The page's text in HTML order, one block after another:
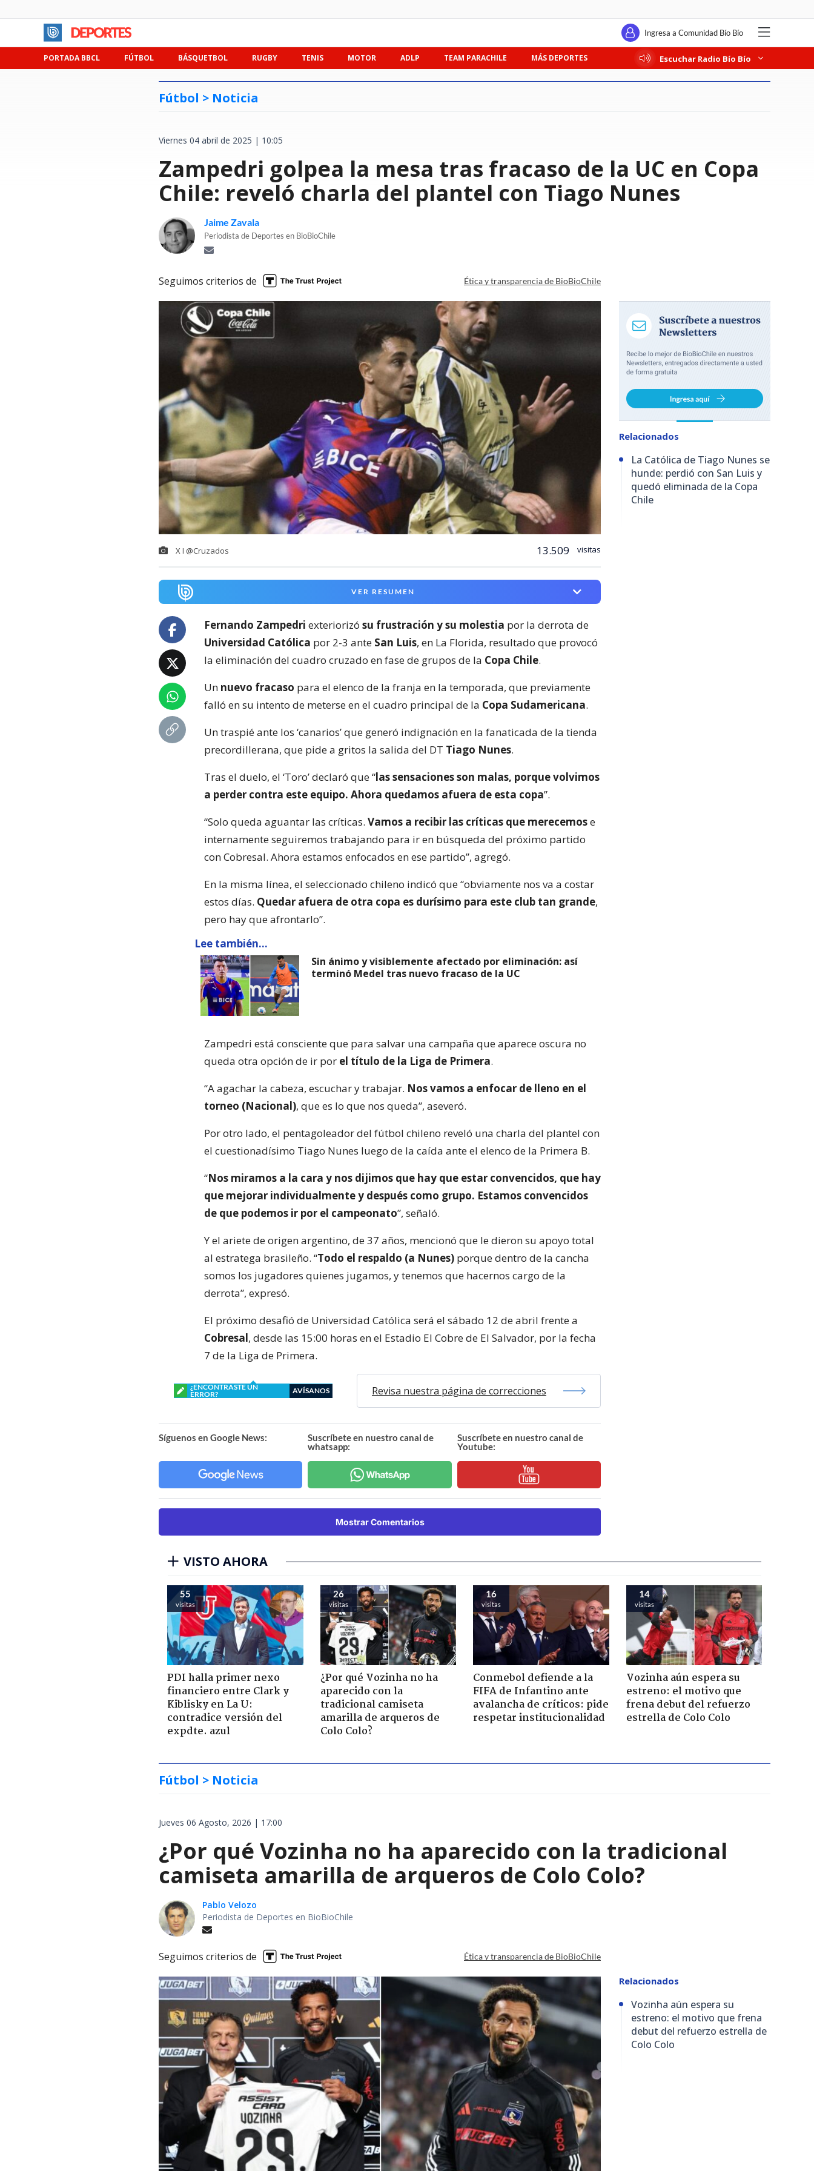
Ingresa a Comunidad Bío Bío
PORTADA BBCL FÚTBOL BÁSQUETBOL RUGBY TENIS MOTOR ADLP TEAM PARACHILE MÁS DEPORTES Escuchar Radio Bío Bío
Fútbol > Noticia
Viernes 04 abril de 2025 | 10:05
Zampedri golpea la mesa tras fracaso de la UC en Copa
Chile: reveló charla del plantel con Tiago Nunes
Jaime Zavala
Periodista de Deportes en BioBioChile
Seguimos criterios de Ética y transparencia de BioBioChile
X I @Cruzados 13.509 visitas
VER RESUMEN
Fernando Zampedri exteriorizó su frustración y su molestia por la derrota de
Universidad Católica por 2-3 ante San Luis, en La Florida, resultado que provocó
la eliminación del cuadro cruzado en fase de grupos de la Copa Chile.
Un nuevo fracaso para el elenco de la franja en la temporada, que previamente
falló en su intento de meterse en el cuadro principal de la Copa Sudamericana.
Un traspié ante los ‘canarios’ que generó indignación en la fanaticada de la tienda
precordillerana, que pide a gritos la salida del DT Tiago Nunes.
Tras el duelo, el ‘Toro’ declaró que “las sensaciones son malas, porque volvimos
a perder contra este equipo. Ahora quedamos afuera de esta copa”.
“Solo queda aguantar las críticas. Vamos a recibir las críticas que merecemose
internamente seguiremos trabajando para ir en búsqueda del próximo partido
con Cobresal. Ahora estamos enfocados en ese partido”, agregó.
En la misma línea, el seleccionado chileno indicó que “obviamente nos va a costar
estos días. Quedar afuera de otra copa es durísimo para este club tan grande,
pero hay que afrontarlo”.
Lee también...
Sin ánimo y visiblemente afectado por eliminación: así
terminó Medel tras nuevo fracaso de la UC
Zampedri está consciente que para salvar una campaña que aparece oscura no
queda otra opción de ir por el título de la Liga de Primera.
“A agachar la cabeza, escuchar y trabajar. Nos vamos a enfocar de lleno en el
torneo (Nacional), que es lo que nos queda”, aseveró.
Por otro lado, el pentagoleador del fútbol chileno reveló una charla del plantel con
el cuestionadísimo Tiago Nunes luego de la caída ante el elenco de la Primera B.
“Nos miramos a la cara y nos dijimos que hay que estar convencidos, que hay
que mejorar individualmente y después como grupo. Estamos convencidos
de que podemos ir por el campeonato”, señaló.
Y el ariete de origen argentino, de 37 años, mencionó que le dieron su apoyo total
al estratega brasileño. “Todo el respaldo (a Nunes) porque dentro de la cancha
somos los jugadores quienes jugamos, y tenemos que hacernos cargo de la
derrota”, expresó.
El próximo desafió de Universidad Católica será el sábado 12 de abril frente a
Cobresal, desde las 15:00 horas en el Estadio El Cobre de El Salvador, por la fecha
7 de la Liga de Primera.
¿ENCONTRASTE UN
ERROR?
AVÍSANOS Revisa nuestra página de correcciones
Síguenos en Google News:
Suscríbete en nuestro canal de
whatsapp:
Suscríbete en nuestro canal de
Youtube:
Mostrar Comentarios
Relacionados
La Católica de Tiago Nunes se
hunde: perdió con San Luis y
quedó eliminada de la Copa
Chile
VISTO AHORA
55
visitas
PDI halla primer nexo
financiero entre Clark y
Kiblisky en La U:
contradice versión del
expdte. azul
26
visitas
¿Por qué Vozinha no ha
aparecido con la
tradicional camiseta
amarilla de arqueros de
Colo Colo?
16
visitas
Conmebol defiende a la
FIFA de Infantino ante
avalancha de críticos: pide
respetar institucionalidad
14
visitas
Vozinha aún espera su
estreno: el motivo que
frena debut del refuerzo
estrella de Colo Colo
Fútbol > Noticia
Jueves 06 Agosto, 2026 | 17:00
¿Por qué Vozinha no ha aparecido con la tradicional
camiseta amarilla de arqueros de Colo Colo?
Pablo Velozo
Periodista de Deportes en BioBioChile
Seguimos criterios de Ética y transparencia de BioBioChile
Relacionados
Vozinha aún espera su
estreno: el motivo que frena
debut del refuerzo estrella de
Colo Colo